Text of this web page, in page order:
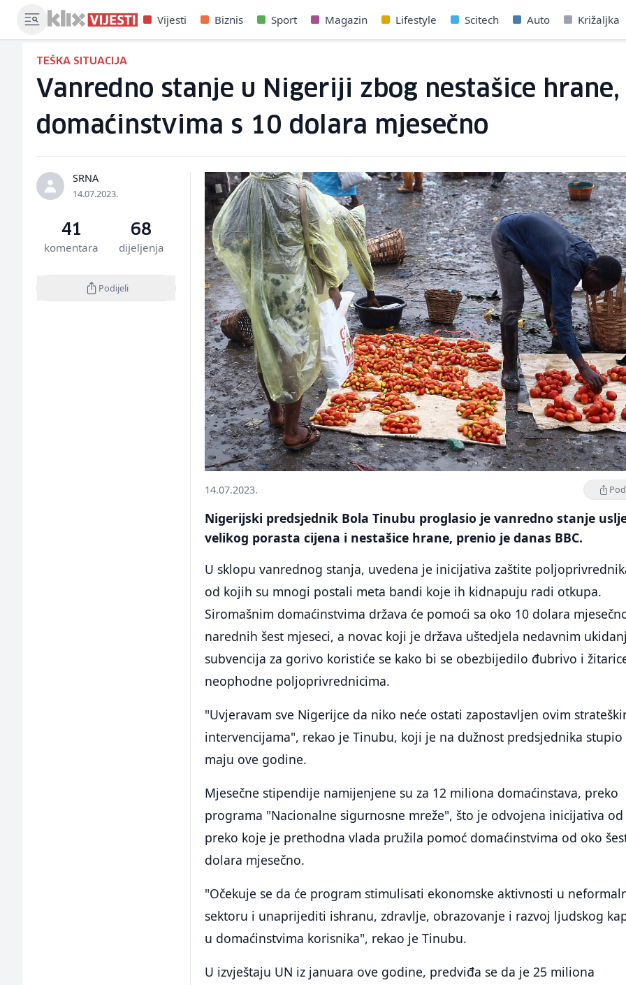
Vijesti Biznis Sport Magazin Lifestyle Scitech Auto Križaljka
TEŠKA SITUACIJA
Vanredno stanje u Nigeriji zbog nestašice
domaćinstvima s 10 dolara mjesečno
SRNA
14.07.2023.
41
komentara
68
dijeljenja
Podijeli
14.07.2023.
Nigerijski predsjednik Bola Tinubu proglasio je vanredno stanje
velikog porasta cijena i nestašice hrane, prenio je danas BBC.
U sklopu vanrednog stanja, uvedena je inicijativa zaštite
od kojih su mnogi postali meta bandi koje ih kidnapuju radi otkupa.
Siromašnim domaćinstvima država će pomoći sa oko 10 dolara
narednih šest mjeseci, a novac koji je država uštedjela nedavnim
subvencija za gorivo koristiće se kako bi se obezbijedilo đubrivo i
neophodne poljoprivrednicima.
"Uvjeravam sve Nigerijce da niko neće ostati zapostavljen ovim
intervencijama", rekao je Tinubu, koji je na dužnost predsjednika stupio
maju ove godine.
Mjesečne stipendije namijenjene su za 12 miliona domaćinstava, preko
programa "Nacionalne sigurnosne mreže", što je odvojena inicijativa od
preko koje je prethodna vlada pružila pomoć domaćinstvima od oko
dolara mjesečno.
"Očekuje se da će program stimulisati ekonomske aktivnosti u
sektoru i unaprijediti ishranu, zdravlje, obrazovanje i razvoj ljudskog
u domaćinstvima korisnika", rekao je Tinubu.
U izvještaju UN iz januara ove godine, predviđa se da je 25 miliona